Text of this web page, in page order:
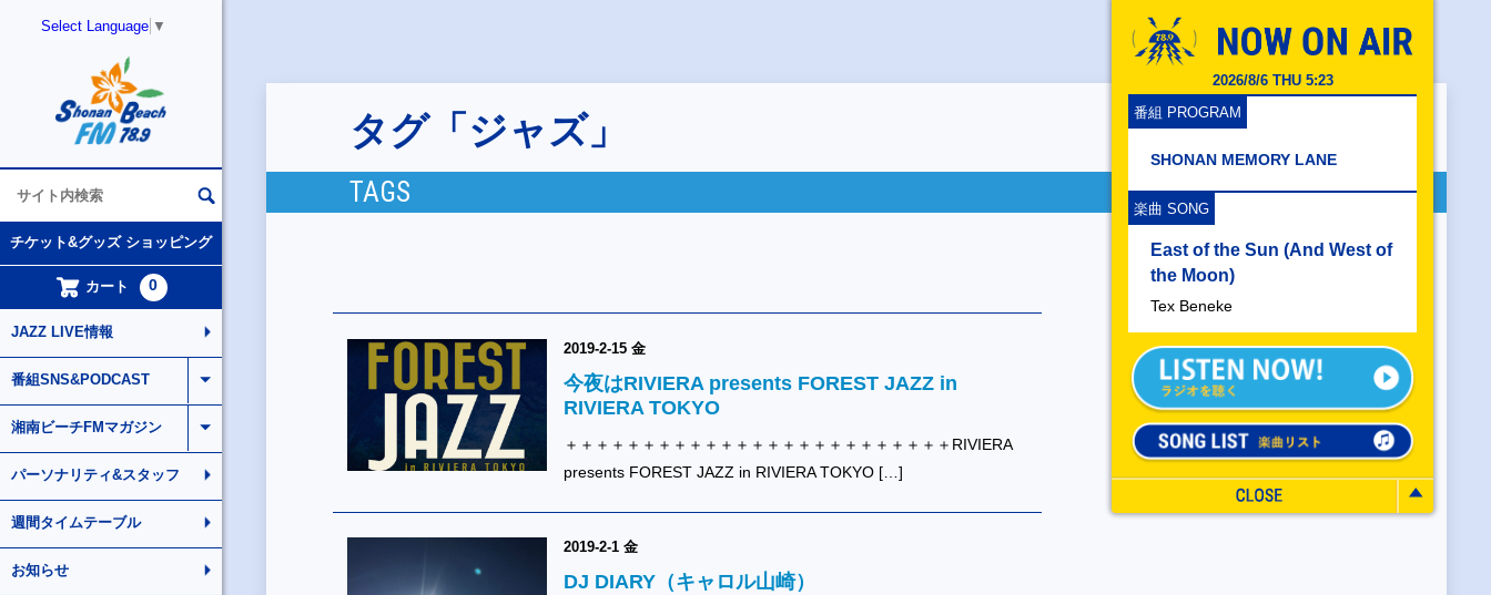
Select Language ▼
2026/8/6 THU 5:23
番組 PROGRAM
SHONAN MEMORY LANE
楽曲 SONG
East of the Sun (And West of
the Moon)
Tex Beneke
チケット&グッズ ショッピング
カート 0
JAZZ LIVE情報
番組SNS&PODCAST
湘南ビーチFMマガジン
パーソナリティ&スタッフ
週間タイムテーブル
お知らせ
タグ「ジャズ」
TAGS
2019-2-15 金
今夜はRIVIERA presents FOREST JAZZ in
RIVIERA TOKYO
＋＋＋＋＋＋＋＋＋＋＋＋＋＋＋＋＋＋＋＋＋＋＋＋＋RIVIERA
presents FOREST JAZZ in RIVIERA TOKYO […]
2019-2-1 金
DJ DIARY（キャロル山崎）